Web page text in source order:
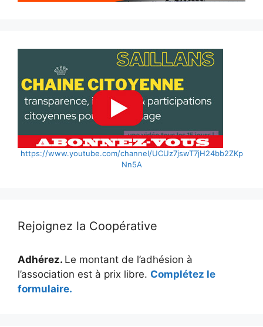
https://www.youtube.com/channel/UCUz7jswT7jH24bb2ZKp
Nn5A
Rejoignez la Coopérative
Adhérez. Le montant de l’adhésion à
l’association est à prix libre. Complétez le
formulaire.